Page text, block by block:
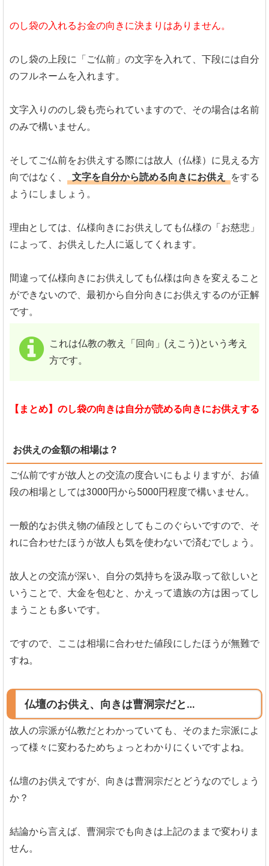
のし袋の入れるお金の向きに決まりはありません。
のし袋の上段に「ご仏前」の文字を入れて、下段には自分
のフルネームを入れます。
文字入りののし袋も売られていますので、その場合は名前
のみで構いません。
そしてご仏前をお供えする際には故人（仏様）に見える方
向ではなく、
文字を自分から読める向きにお供え
をする
ようにしましょう。
理由としては、仏様向きにお供えしても仏様の「お慈悲」
によって、お供えした人に返してくれます。
間違って仏様向きにお供えしても仏様は向きを変えること
ができないので、最初から自分向きにお供えするのが正解
です。
これは仏教の教え「回向」(えこう)という考え
方です。
【まとめ】のし袋の向きは自分が読める向きにお供えする
お供えの金額の相場は？
ご仏前ですが故人との交流の度合いにもよりますが、お値
段の相場としては3000円から5000円程度で構いません。
一般的なお供え物の値段としてもこのぐらいですので、そ
れに合わせたほうが故人も気を使わないで済むでしょう。
故人との交流が深い、自分の気持ちを汲み取って欲しいと
いうことで、大金を包むと、かえって遺族の方は困ってし
まうことも多いです。
ですので、ここは相場に合わせた値段にしたほうが無難で
すね。
仏壇のお供え、向きは曹洞宗だと…
故人の宗派が仏教だとわかっていても、そのまた宗派によ
って様々に変わるためちょっとわかりにくいですよね。
仏壇のお供えですが、向きは曹洞宗だとどうなのでしょう
か？
結論から言えば、曹洞宗でも向きは上記のままで変わりま
せん。